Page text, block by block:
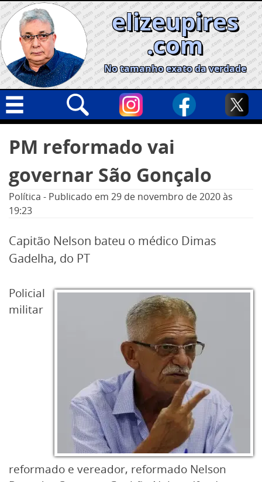
Skip
to
content
elizeupires
.com
No tamanho exato da verdade
Geral
Cidades
Política
Nacional
Opinião
Informe especial
por:
PM reformado vai
governar São Gonçalo
Política - Publicado em 29 de novembro de 2020às
19:23
Capitão Nelson bateu o médico Dimas
Gadelha, do PT
Policial
militar
reformado e vereador, reformado Nelson